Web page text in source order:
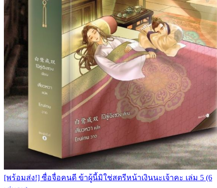
[พร้อมส่ง!] ซื่อจื่อคนดี ข้าผู้นี้มิใช่สตรีหน้าเงินนะเจ้าคะ เล่ม 5 (6